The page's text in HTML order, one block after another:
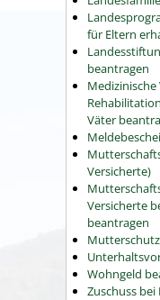
für Eltern
beantragen
Väter
Versicherte)
Versicherte
beantragen
Wohngeld
Zuschuss